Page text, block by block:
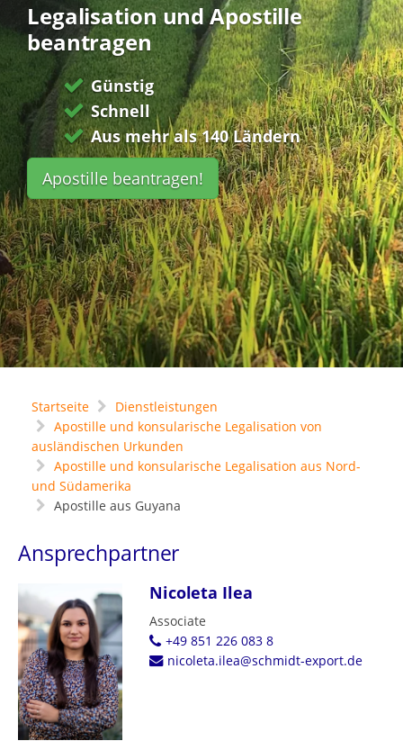
Legalisation und Apostille
beantragen
Günstig
Schnell
Aus mehr als 140 Ländern
Apostille beantragen!
Startseite
Dienstleistungen
Apostille und konsularische Legalisation von
ausländischen Urkunden
Apostille und konsularische Legalisation aus Nord-
und Südamerika
Apostille aus Guyana
Ansprechpartner
Nicoleta Ilea
Associate
+49 851 226 083 8
nicoleta.ilea@schmidt-export.de